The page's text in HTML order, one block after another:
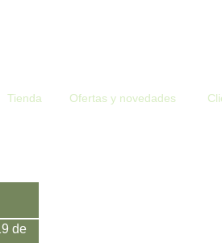
Tienda Ofertas y novedades
de